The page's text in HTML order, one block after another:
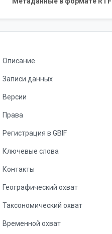
Описание
Записи данных
Версии
Права
Регистрация в GBIF
Ключевые слова
Контакты
Географический охват
Таксономический охват
Временной охват